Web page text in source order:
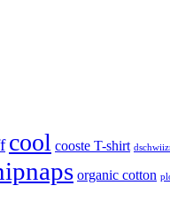
cool cooste T-shirt
organic cotton